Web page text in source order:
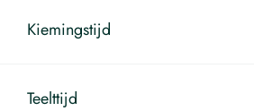
Kiemingstijd
Teelttijd